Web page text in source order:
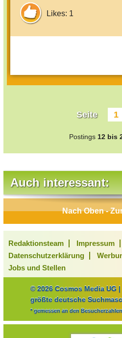
Likes: 1
Seite 1
Postings 12 bis
Auch interessant:
Nach Oben -
Redaktionsteam Impressum
Datenschutzerklärung
Jobs und Stellen
© 2026 Cosmos Media UG
größte deutsche
* gemessen an den